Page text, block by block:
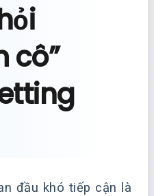
cô”
đầu khó tiếp cận là